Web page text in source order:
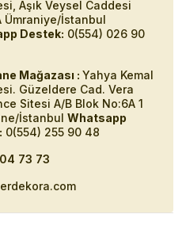
Aşık Veysel Caddesi
Ümraniye/İstanbul
Destek: 0(554) 026 90
Mağazası : Yahya Kemal
Güzeldere Cad. Vera
Sitesi A/B Blok No:6A 1
İstanbul Whatsapp
0(554) 255 90 48
73 73